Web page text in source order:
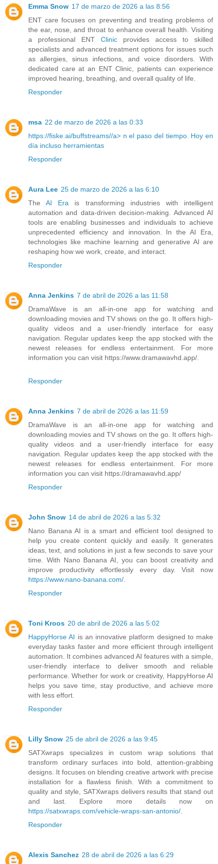
Emma Snow 17 de marzo de 2026 a las 8:56
ENT care focuses on preventing and treating problems of
the ear, nose, and throat to enhance overall health. Visiting
a professional ENT Clinic provides access to skilled
specialists and advanced treatment options for issues such
as allergies, sinus infections, and voice disorders. With
dedicated care at an ENT Clinic, patients can experience
improved hearing, breathing, and overall quality of life.
Responder
msa 22 de marzo de 2026 a las 0:33
https://fiske.ai/buffstreams//a> n el paso del tiempo. Hoy en
día incluso herramientas
Responder
Aura Lee 25 de marzo de 2026 a las 6:10
TheAI Era is transforming industries with intelligent
automation and data-driven decision-making. Advanced AI
tools are enabling businesses and individuals to achieve
unprecedented efficiency and innovation. In the AI Era,
technologies like machine learning and generative AI are
reshaping how we work, create, and interact.
Responder
Anna Jenkins 7 de abril de 2026 a las 11:58
DramaWave is an all-in-one app for watching and
downloading movies and TV shows on the go. It offers high-
quality videos and a user-friendly interface for easy
navigation. Regular updates keep the app stocked with the
newest releases for endless entertainment. For more
information you can visit https://www.dramawavhd.app/.
Responder
Anna Jenkins 7 de abril de 2026 a las 11:59
DramaWave is an all-in-one app for watching and
downloading movies and TV shows on the go. It offers high-
quality videos and a user-friendly interface for easy
navigation. Regular updates keep the app stocked with the
newest releases for endless entertainment. For more
information you can visit https://dramawavhd.app/
Responder
John Snow 14 de abril de 2026 a las 5:32
Nano Banana AI is a smart and efficient tool designed to
help you create content quickly and easily. It generates
ideas, text, and solutions in just a few seconds to save your
time. With Nano Banana AI, you can boost creativity and
improve productivity effortlessly every day. Visit now
https://www.nano-banana.com/
Responder
Toni Kroos 20 de abril de 2026 a las 5:02
HappyHorse AI is an innovative platform designed to make
everyday tasks faster and more efficient through intelligent
automation. It combines advanced AI features with a simple,
user-friendly interface to deliver smooth and reliable
performance. Whether for work or creativity, HappyHorse AI
helps you save time, stay productive, and achieve more
with less effort.
Responder
Lilly Snow 25 de abril de 2026 a las 9:45
SATXwraps specializes in custom wrap solutions that
transform ordinary surfaces into bold, attention-grabbing
designs. It focuses on blending creative artwork with precise
installation for a flawless finish. With a commitment to
quality and style, SATXwraps delivers results that stand out
and last. Explore more details now on
https://satxwraps.com/vehicle-wraps-san-antonio/
Responder
Alexis Sanchez 28 de abril de 2026 a las 6:29